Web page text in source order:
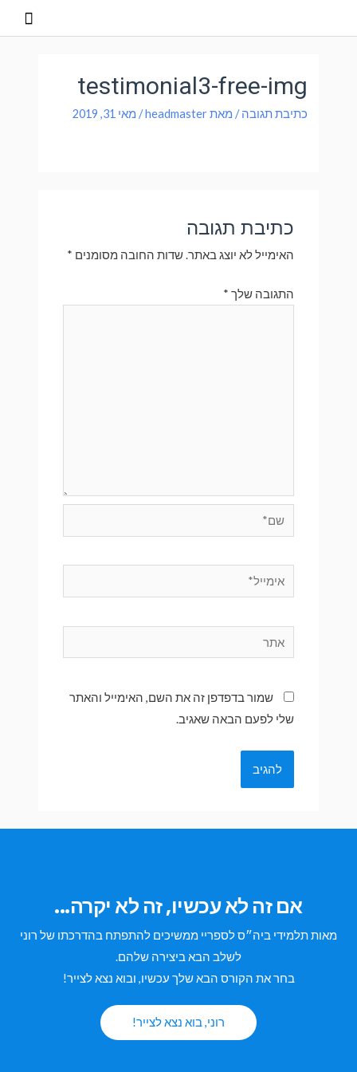
testimonial3-free-img
כתיבת תגובה / מאתheadmaster
/ מאי 31, 2019
כתיבת תגובה
האימייל לא יוצג באתר.שדות החובה מסומנים *
התגובה שלך *
שמור בדפדפן זה את השם, האימייל והאתר
שלי לפעם הבאה שאגיב.
אם זה לא עכשיו, זה לא יקרה...
מאות תלמידי ביה״ס לספריי ממשיכים להתפתח בהדרכתו של רוני
לשלב הבא ביצירה שלהם.
בחר את הקורס הבא שלך עכשיו, ובוא נצא לצייר!
רוני, בוא נצא לצייר!